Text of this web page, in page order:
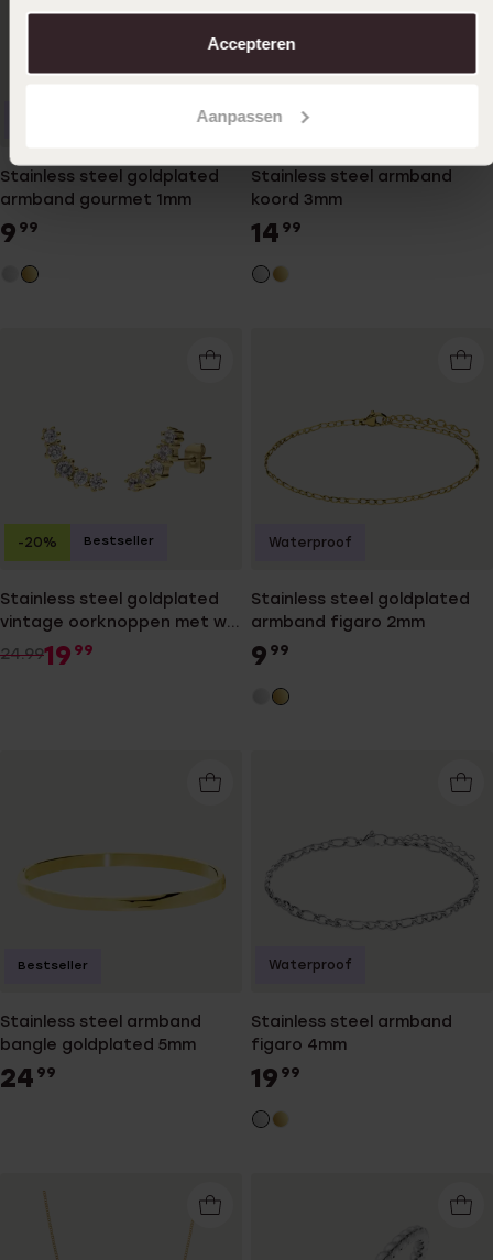
aanpassen. Lees er meer over in onscookiebeleid.
Accepteren
Aanpassen
Stainless steel goldplated
armband gourmet 1mm
9 99
Stainless steel armband
koord 3mm
14 99
Waterproof
Stainless steel goldplated
vintage oorknoppen met wit
zirkonia
24.9919 99
-20% Bestseller
Stainless steel goldplated
armband figaro 2mm
9 99
Waterproof
Stainless steel armband
bangle goldplated 5mm
24 99
Bestseller
Stainless steel armband
figaro 4mm
19 99
Waterproof